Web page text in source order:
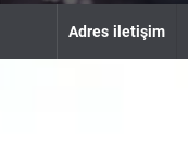
Adres iletişim